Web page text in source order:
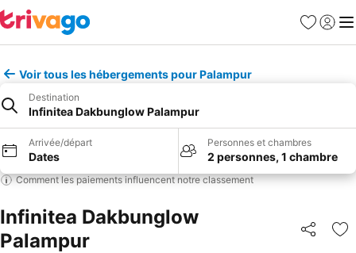
Favoris
Se
Voir tous les hébergements pour Palampur
Destination
Infinitea Dakbunglow Palampur
Arrivée/départ
Dates
Personnes et chambres
2 personnes, 1 chambre
Comment les paiements influencent notre classement
Infinitea Dakbunglow
Palampur
Partager